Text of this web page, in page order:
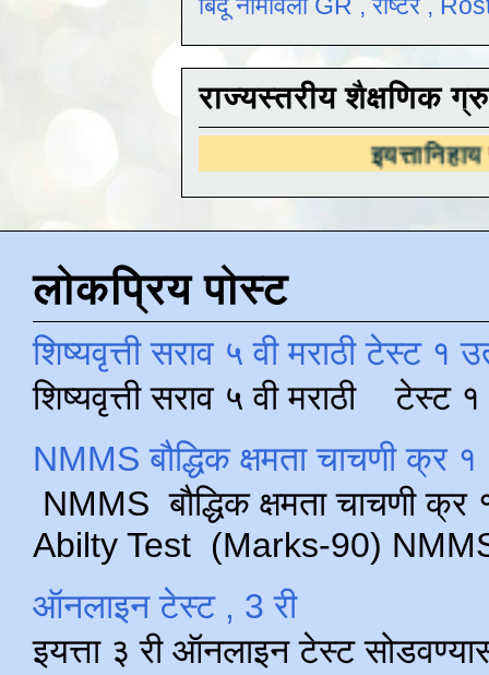
बिंदू नामावली GR , रोष्टर ,
राज्यस्तरीय शैक्षणिक
लोकप्रिय पोस्ट
शिष्यवृत्ती सराव ५ वी मराठी टेस्ट १
शिष्यवृत्ती सराव ५ वी मराठी टेस्ट
NMMS बौद्धिक क्षमता चाचणी क्र
NMMS बौद्धिक क्षमता चाचणी
Abilty Test (Marks-90) NMMS
ऑनलाइन टेस्ट , 3 री
इयत्ता ३ री ऑनलाइन टेस्ट